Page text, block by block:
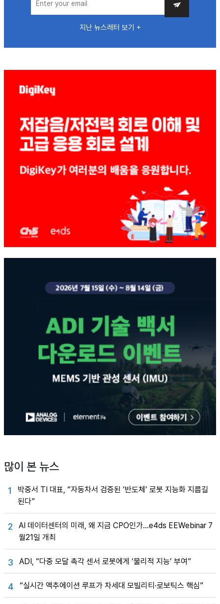
지난 뉴스레터 보기 +
많이 본 뉴스
1
박중서 TI 대표, “자동차서 검증된 ‘반도체’ 로봇 지능화 지름길
된다”
2
AI 데이터센터의 미래, 왜 지금 CPO인가…e4ds EEWebinar 7
월21일 개최
3 ADI, “다중 모달 촉각 센서 로봇에게 ‘물리적 지능’ 부여”
4 “실시간 액추에이션 루프가 차세대 모빌리티·로보틱스 핵심”